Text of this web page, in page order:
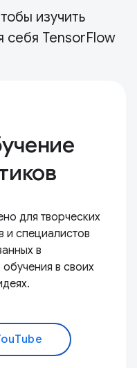
изучить
себя TensorFlow
для творческих
и специалистов
в
в своих